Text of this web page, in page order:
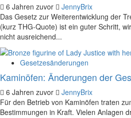
6 Jahren zuvor
JennyBrix
Das Gesetz zur Weiterentwicklung der
(kurz THG-Quote) ist ein guter Schritt,
nicht ausreichend...
Gesetzesänderungen
Kaminöfen: Änderungen der
6 Jahren zuvor
JennyBrix
Für den Betrieb von Kaminöfen traten
Bestimmungen in Kraft. Vielen Anlagen